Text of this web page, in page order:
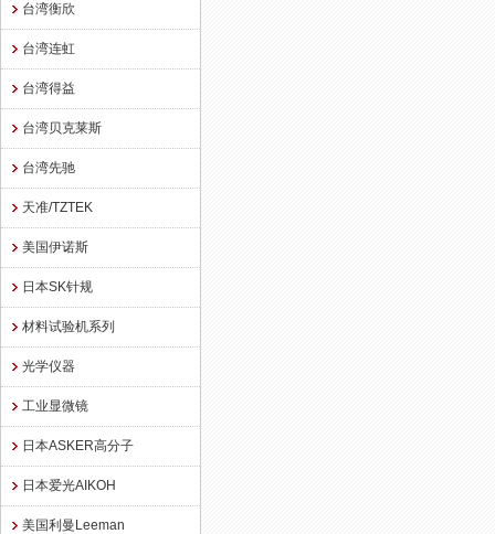
台湾衡欣
台湾连虹
台湾得益
台湾贝克莱斯
台湾先驰
天准/TZTEK
美国伊诺斯
日本SK针规
材料试验机系列
光学仪器
工业显微镜
日本ASKER高分子
日本爱光AIKOH
美国利曼Leeman